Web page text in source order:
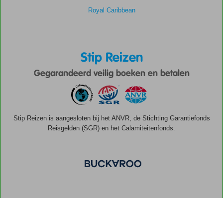
Royal Caribbean
Stip Reizen
Gegarandeerd veilig boeken en betalen
Stip Reizen is aangesloten bij het ANVR, de Stichting Garantiefonds
Reisgelden (SGR) en het Calamiteitenfonds.